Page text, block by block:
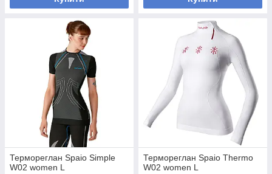
Термореглан Spaio Simple
W02 women L
Термореглан Spaio Thermo
W02 women L